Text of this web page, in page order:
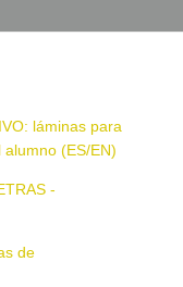
láminas para
(ES/EN)
-
de